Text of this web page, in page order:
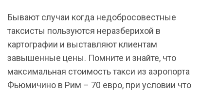
Бывают случаи когда недобросовестные
таксисты пользуются неразберихой в
картографии и выставляют клиентам
завышенные цены. Помните и знайте, что
максимальная стоимость такси из аэропорта
Фьюмичино в Рим – 70 евро, при условии что